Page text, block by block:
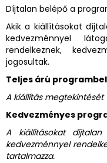
Díjtalan belépő a
Akik a kiállításokat
kedvezménnyel
rendelkeznek,
jogosultak.
Teljes árú
A kiállítás megtekintését
Kedvezményes
A kiállításokat
kedvezménnyel
tartalmazza.